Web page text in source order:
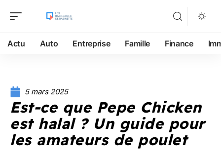
Actu Auto Entreprise Famille Finance
5 mars 2025
Est-ce que Pepe Chicken
est halal ? Un guide pour
les amateurs de poulet